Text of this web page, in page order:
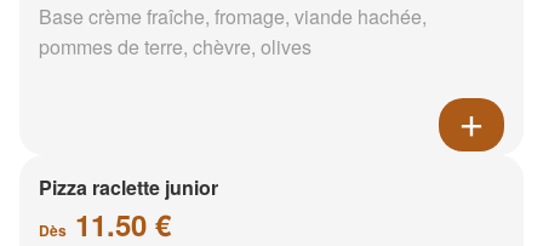
Base crème fraîche, fromage, viande hachée,
pommes de terre, chèvre, olives
Pizza raclette junior
Dès 11.50 €